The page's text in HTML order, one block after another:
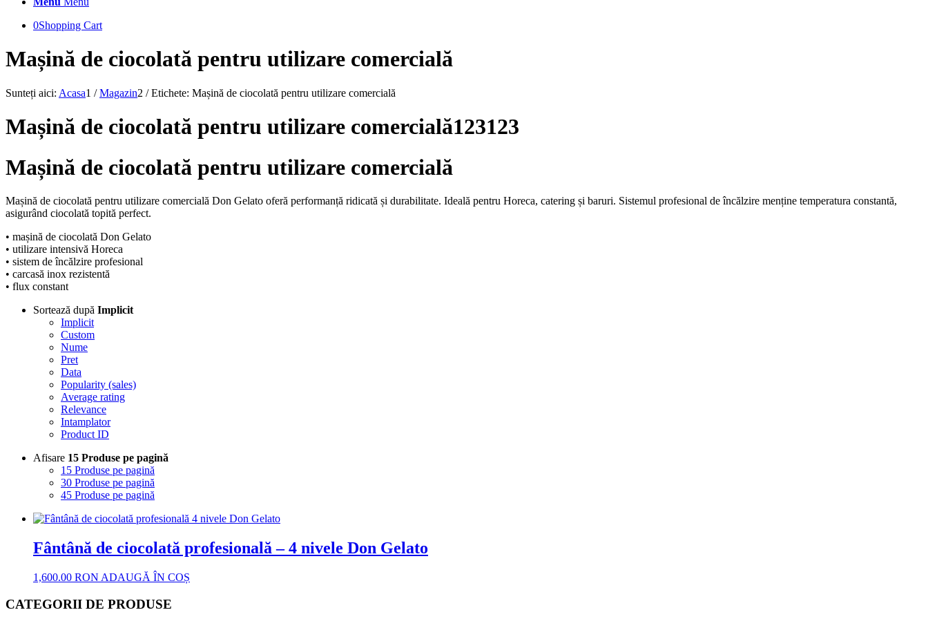
0Shopping Cart
Mașină de ciocolată pentru utilizare comercială
Sunteți aici: Acasa1 / Magazin2 / Etichete: Mașină de ciocolată pentru utilizare comercială
Mașină de ciocolată pentru utilizare comercială123123
Mașină de ciocolată pentru utilizare comercială
Mașină de ciocolată pentru utilizare comercială Don Gelato oferă performanță ridicată și durabilitate. Ideală pentru Horeca, catering și baruri. Sistemul profesional de încălzire menține temperatura constantă,
asigurând ciocolată topită perfect.
• mașină de ciocolată Don Gelato
• utilizare intensivă Horeca
• sistem de încălzire profesional
• carcasă inox rezistentă
• flux constant
Sortează după Implicit
Implicit
Custom
Nume
Pret
Data
Popularity (sales)
Average rating
Relevance
Intamplator
Product ID
Afisare 15 Produse pe pagină
15 Produse pe pagină
30 Produse pe pagină
45 Produse pe pagină
Fântână de ciocolată profesională – 4 nivele Don Gelato
1,600.00 RON ADAUGĂ ÎN COȘ
CATEGORII DE PRODUSE